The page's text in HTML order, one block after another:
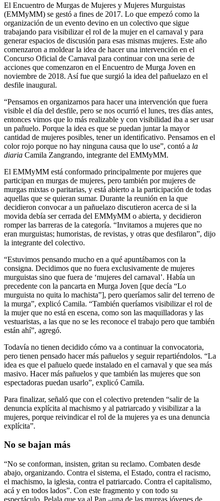
El Encuentro de Murgas de Mujeres y Mujeres Murguistas
(EMMyMM) se gestó a fines de 2017. Lo que empezó como la
organización de un evento devino en un colectivo que sigue
trabajando para visibilizar el rol de la mujer en el carnaval y para
generar espacios de discusión para esas mismas mujeres. Este año
comenzaron a moldear la idea de hacer una intervención en el
Concurso Oficial de Carnaval para continuar con una serie de
acciones que comenzaron en el Encuentro de Murga Joven en
noviembre de 2018. Así fue que surgió la idea del pañuelazo en el
desfile inaugural.
“Pensamos en organizarnos para hacer una intervención que fuera
visible el día del desfile, pero se nos ocurrió el lunes, tres días antes,
entonces vimos que lo más realizable y con visibilidad iba a ser usar
un pañuelo. Porque la idea es que se puedan juntar la mayor
cantidad de mujeres posibles, tener un identificativo. Pensamos en el
color rojo porque no hay ninguna causa que lo use”, contó a la
diaria Camila Zangrando, integrante del EMMyMM.
El EMMyMM está conformado principalmente por mujeres que
participan en murgas de mujeres, pero también por mujeres de
murgas mixtas o paritarias, y está abierto a la participación de todas
aquellas que se quieran sumar. Durante la reunión en la que
decidieron convocar a un pañuelazo discutieron acerca de si la
movida debía ser cerrada del EMMyMM o abierta, y decidieron
romper las barreras de la categoría. “Invitamos a mujeres que no
eran murguistas; humoristas, de revistas, y otras que desfilaron”, dijo
la integrante del colectivo.
“Estuvimos pensando mucho en a qué apuntábamos con la
consigna. Decidimos que no fuera exclusivamente de mujeres
murguistas sino que fuera de ‘mujeres del carnaval’. Había un
precedente con la pancarta en Murga Joven [que decía “Lo
murguista no quita lo machista”], pero queríamos salir del terreno de
la murga”, explicó Camila. “También queríamos visibilizar el rol de
la mujer que no está en escena, como son las maquilladoras y las
vestuaristas, a las que no se les reconoce el trabajo pero que también
están ahí”, agregó.
Todavía no tienen decidido cómo va a continuar la convocatoria,
pero tienen pensado hacer más pañuelos y seguir repartiéndolos. “La
idea es que el pañuelo quede instalado en el carnaval y que sea más
masivo. Hacer más pañuelos y que también las mujeres que son
espectadoras puedan usarlo”, explicó Camila.
Para finalizar, señaló que con el colectivo pretenden “salir de la
denuncia explícita al machismo y al patriarcado y visibilizar a la
mujeres, porque reivindicar el rol de la mujeres ya es una denuncia
explícita”.
No se bajan más
“No se conforman, insisten, gritan su reclamo. Combaten desde
abajo, organizando. Contra el sistema, el Estado, contra el racismo,
el machismo, la iglesia, contra el patriarcado. Contra el capitalismo,
acá y en todos lados”. Con este fragmento y con todo su